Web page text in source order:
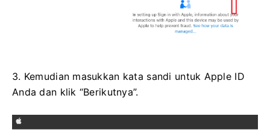
3. Kemudian masukkan kata sandi untuk Apple ID
Anda dan klik “Berikutnya”.